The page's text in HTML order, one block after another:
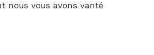
nous vous avons vanté